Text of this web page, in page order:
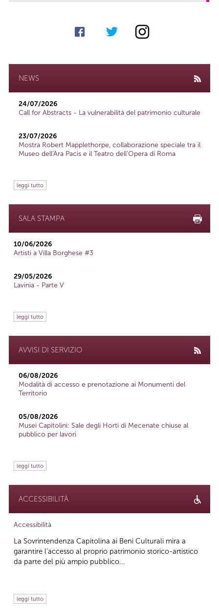
NEWS
24/07/2026
Call for Abstracts - La vulnerabilità del patrimonio culturale
23/07/2026
Mostra Robert Mapplethorpe, collaborazione speciale tra il
Museo dell'Ara Pacis e il Teatro dell'Opera di Roma
leggi tutto
SALA STAMPA
10/06/2026
Artisti a Villa Borghese #3
29/05/2026
Lavinia - Parte V
leggi tutto
AVVISI DI SERVIZIO
06/08/2026
Modalità di accesso e prenotazione ai Monumenti del
Territorio
05/08/2026
Musei Capitolini: Sale degli Horti di Mecenate chiuse al
pubblico per lavori
leggi tutto
ACCESSIBILITÀ
Accessibilità
La Sovrintendenza Capitolina ai Beni Culturali mira a
garantire l’accesso al proprio patrimonio storico-artistico
da parte del più ampio pubblico...
leggi tutto